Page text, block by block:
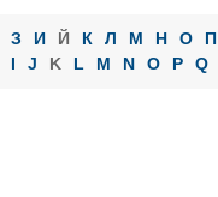
З И Й К Л М Н О П
I J K L M N O P Q